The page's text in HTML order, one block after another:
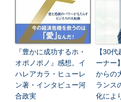
『豊かに成功するホ・
オポノポノ』感想。イ
ハレアカラ・ヒューレ
ン著・インタビュー河
合政実
【30
ーナー
からの
ランス
化によ